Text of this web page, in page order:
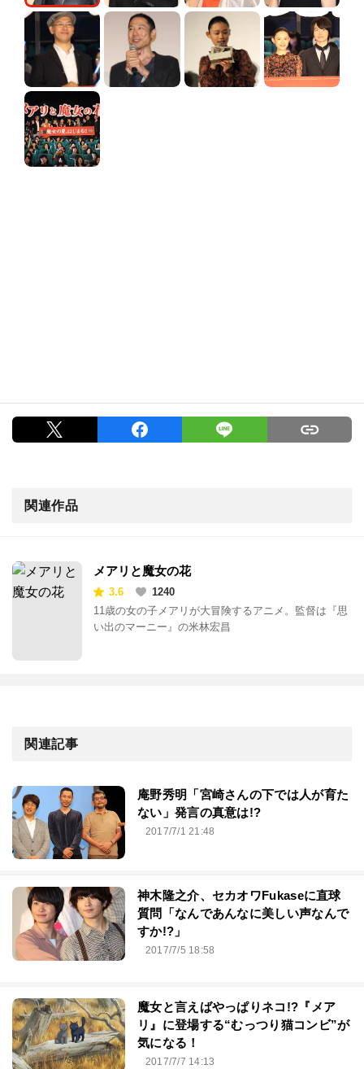
関連作品
メアリと魔女の花
3.6
1240
11歳の女の子メアリが大冒険するアニメ。監督は『思
い出のマーニー』の米林宏昌
関連記事
庵野秀明「宮崎さんの下では人が育た
ない」発言の真意は!?
2017/7/1 21:48
神木隆之介、セカオワFukaseに直球
質問「なんであんなに美しい声なんで
すか!?」
2017/7/5 18:58
魔女と言えばやっぱりネコ!?『メア
リ』に登場する“むっつり猫コンビ”が
気になる！
2017/7/7 14:13